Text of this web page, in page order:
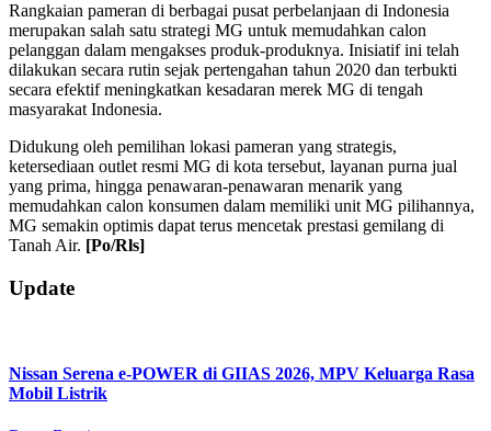
Rangkaian pameran di berbagai pusat perbelanjaan di Indonesia
merupakan salah satu strategi MG untuk memudahkan calon
pelanggan dalam mengakses produk-produknya. Inisiatif ini telah
dilakukan secara rutin sejak pertengahan tahun 2020 dan terbukti
secara efektif meningkatkan kesadaran merek MG di tengah
masyarakat Indonesia.
Didukung oleh pemilihan lokasi pameran yang strategis,
ketersediaan outlet resmi MG di kota tersebut, layanan purna jual
yang prima, hingga penawaran-penawaran menarik yang
memudahkan calon konsumen dalam memiliki unit MG pilihannya,
MG semakin optimis dapat terus mencetak prestasi gemilang di
Tanah Air. [Po/Rls]
2021-
05-
Update
Nissan Serena e-POWER di GIIAS 2026, MPV Keluarga Rasa
Mobil Listrik